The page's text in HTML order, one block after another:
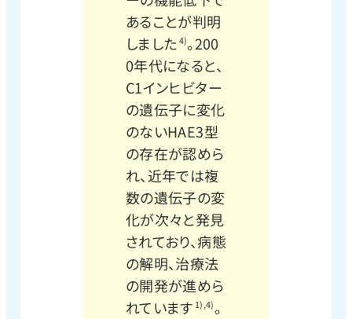
あることが判明
しました4)。200
0年代になると、
C1インヒビター
の遺伝子に変化
のないHAE3型
の存在が認めら
れ、近年では複
数の遺伝子の変
化が次々と発見
されており、病態
の解明、治療法
の開発が進めら
れています 1),4)。